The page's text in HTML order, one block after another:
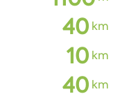
40km
10km
40km